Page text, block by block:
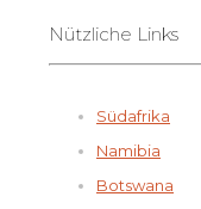
Nützliche Links
Südafrika
Namibia
Botswana